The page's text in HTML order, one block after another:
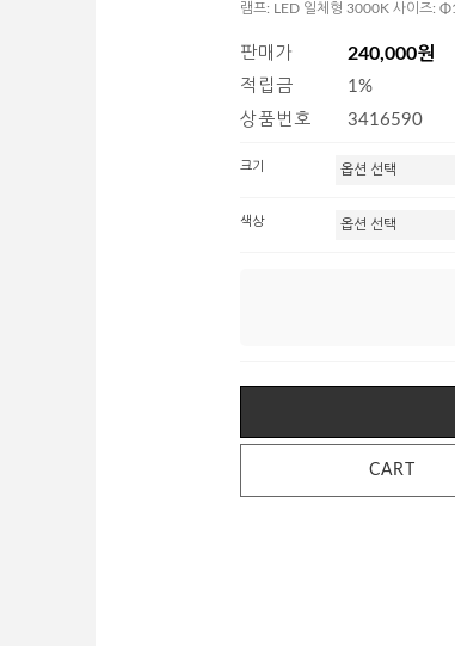
램프: LED 일체형 3000K 사이
판매가 240,000원
적립금
1%
상품번호
3416590
크기
색상
CART